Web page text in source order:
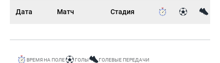
Дата Матч Стадия
ВРЕМЯ НА ПОЛЕ ГОЛЫ
ГОЛЕВЫЕ ПЕРЕДАЧИ